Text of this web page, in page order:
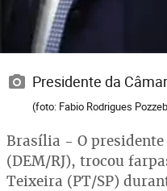
Presidente da
(foto: Fabio Rodrigues
Brasília - O
(DEM/RJ), trocou
Teixeira (PT/SP)